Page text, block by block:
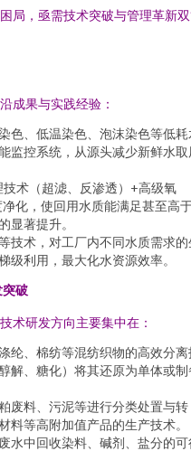
局，亟需技术突破与管理革新
成果与实践经验：
色、低温染色、泡沫染色等低
监控系统，从源头减少新鲜水取
技术（超滤、反渗透）+高级氧
化，使回用水质能满足甚至高
显著提升。
技术，对工厂内不同水质需求的
级利用，最大化水资源效率。
破
术研发方向主要集中在：
纶、棉纺等混纺织物的高效分
解、糖化）将其还原为单体或制
废料、污泥等进行分类处置与转
料等高附加值产品的生产技术。
水中回收染料、碱剂、盐分的